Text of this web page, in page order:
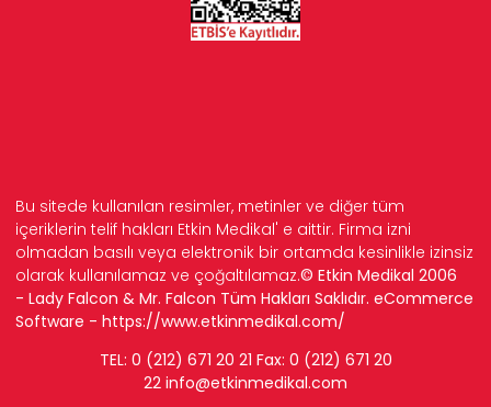
Bu sitede kullanılan resimler, metinler ve diğer tüm
içeriklerin telif hakları Etkin Medikal' e aittir. Firma izni
olmadan basılı veya elektronik bir ortamda kesinlikle izinsiz
olarak kullanılamaz ve çoğaltılamaz.© Etkin Medikal 2006
- Lady Falcon & Mr. Falcon Tüm Hakları Saklıdır. eCommerce
Software - https://www.etkinmedikal.com/
TEL: 0 (212) 671 20 21 Fax: 0 (212) 671 20
22 info@etkinmedikal.com